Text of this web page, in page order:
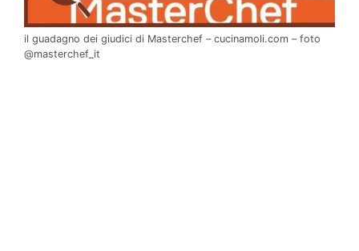
il guadagno dei giudici di Masterchef – cucinamoli.com – foto
@masterchef_it